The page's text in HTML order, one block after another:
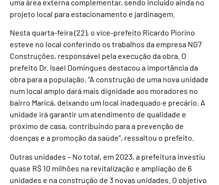
uma área externa complementar, sendo incluído ainda no
projeto local para estacionamento e jardinagem.
Nesta quarta-feira (22), o vice-prefeito Ricardo Piorino
esteve no local conferindo os trabalhos da empresa NG7
Construções, responsável pela execução da obra. O
prefeito Dr. Isael Domingues destacou a importância da
obra para a população. “A construção de uma nova unidade
num local amplo dará mais dignidade aos moradores no
bairro Maricá, deixando um local inadequado e precário. A
unidade irá garantir um atendimento de qualidade e
próximo de casa, contribuindo para a prevenção de
doenças e a promoção da saúde”, ressaltou o prefeito.
Outras unidades – No total, em 2023, a prefeitura investiu
quase R$ 10 milhões na revitalização e ampliação de 6
unidades e na construção de 3 novas unidades. O objetivo